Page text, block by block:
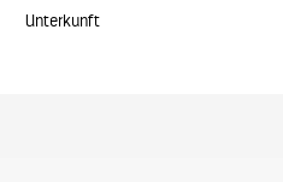
Unterkunft